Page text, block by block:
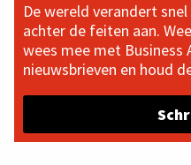
De wereld verandert
achter de feiten aan.
wees mee met Business
nieuwsbrieven en houd